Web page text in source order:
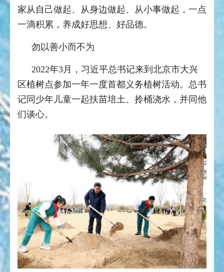
家从自己做起、从身边做起、从小事做起，一点
一滴积累，养成好思想、好品德。
勿以善小而不为
2022年3月，习近平总书记来到北京市大兴
区植树点参加一年一度首都义务植树活动。总书
记同少年儿童一起扶苗培土、拎桶浇水，并同他
们谈心。